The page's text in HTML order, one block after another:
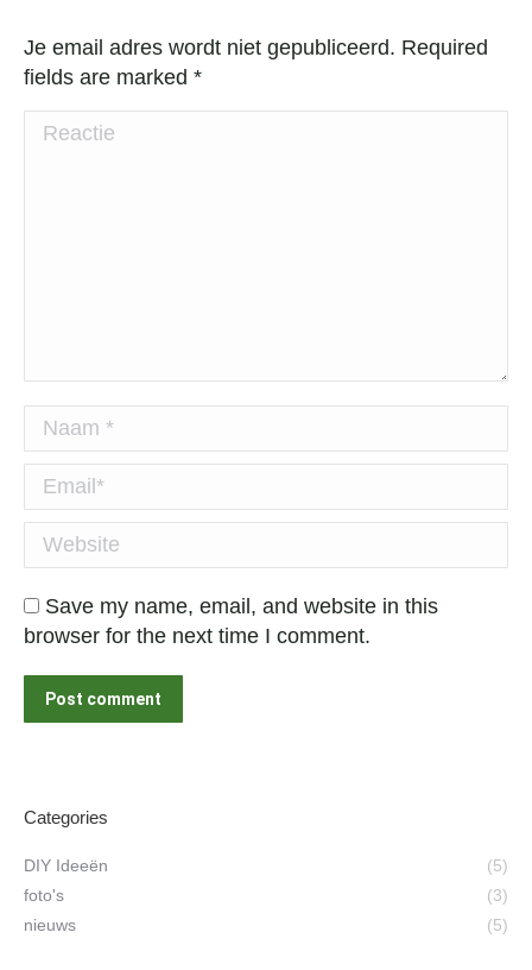
Je email adres wordt niet gepubliceerd. Required
fields are marked *
Reactie
Naam *
Email *
Website
Save my name, email, and website in this
browser for the next time I comment.
Post comment
Categories
DIY Ideeën
(5)
foto's
(3)
nieuws
(5)